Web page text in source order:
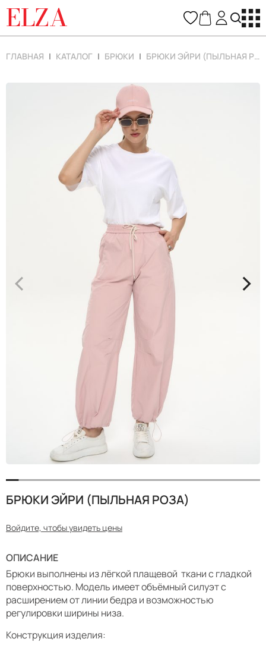
ELZA
ГЛАВНАЯ КАТАЛОГ БРЮКИ БРЮКИ ЭЙРИ (ПЫЛЬНАЯ РОЗА)
< >
БРЮКИ ЭЙРИ (ПЫЛЬНАЯ РОЗА)
Войдите, чтобы увидеть цены
ОПИСАНИЕ
Брюки выполнены из лёгкой плащевой ткани с гладкой
поверхностью. Модель имеет объёмный силуэт с
расширением от линии бедра и возможностью
регулировки ширины низа.
Конструкция изделия: